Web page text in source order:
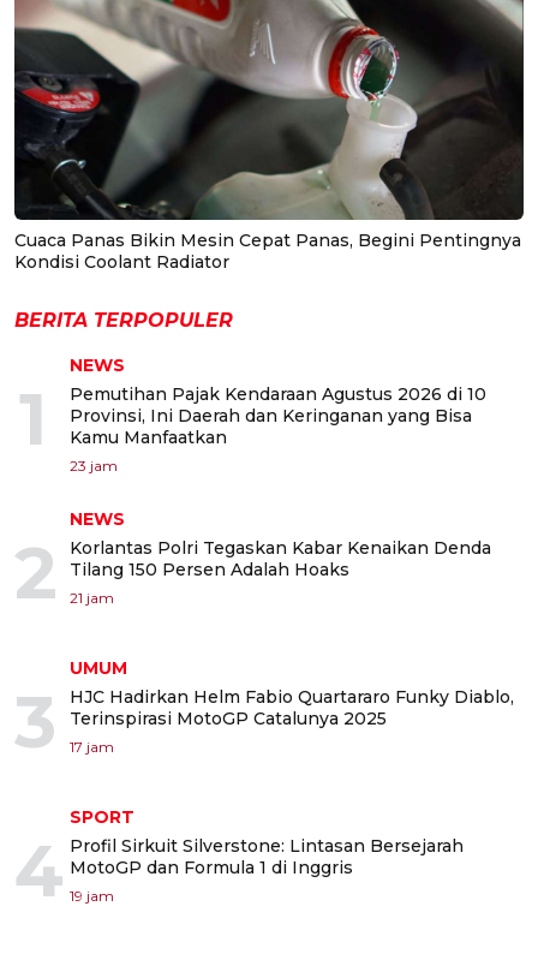
Cuaca Panas Bikin Mesin Cepat Panas, Begini Pentingnya
Kondisi Coolant Radiator
BERITA TERPOPULER
1
NEWS
Pemutihan Pajak Kendaraan Agustus 2026 di 10
Provinsi, Ini Daerah dan Keringanan yang Bisa
Kamu Manfaatkan
23 jam
2
NEWS
Korlantas Polri Tegaskan Kabar Kenaikan Denda
Tilang 150 Persen Adalah Hoaks
21 jam
3
UMUM
HJC Hadirkan Helm Fabio Quartararo Funky Diablo,
Terinspirasi MotoGP Catalunya 2025
17 jam
4
SPORT
Profil Sirkuit Silverstone: Lintasan Bersejarah
MotoGP dan Formula 1 di Inggris
19 jam